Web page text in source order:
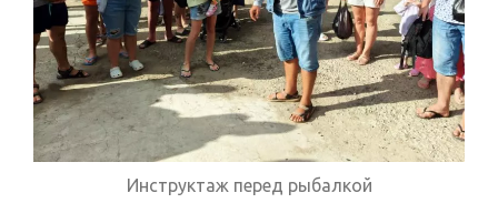
Инструктаж перед рыбалкой